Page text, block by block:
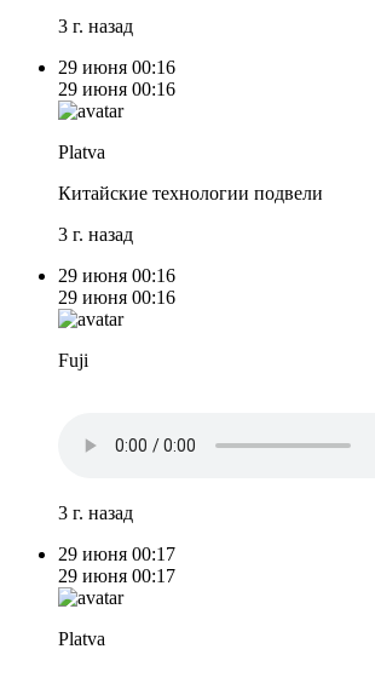
3 г. назад
29 июня 00:16
29 июня 00:16
Platva
Китайские технологии подвели
3 г. назад
29 июня 00:16
29 июня 00:16
Fuji
3 г. назад
29 июня 00:17
29 июня 00:17
Platva